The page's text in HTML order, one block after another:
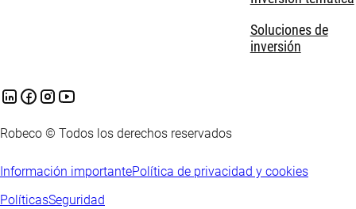
Soluciones de
inversión
Robeco © Todos los derechos reservados
Información importantePolítica de privacidad y cookies
PolíticasSeguridad